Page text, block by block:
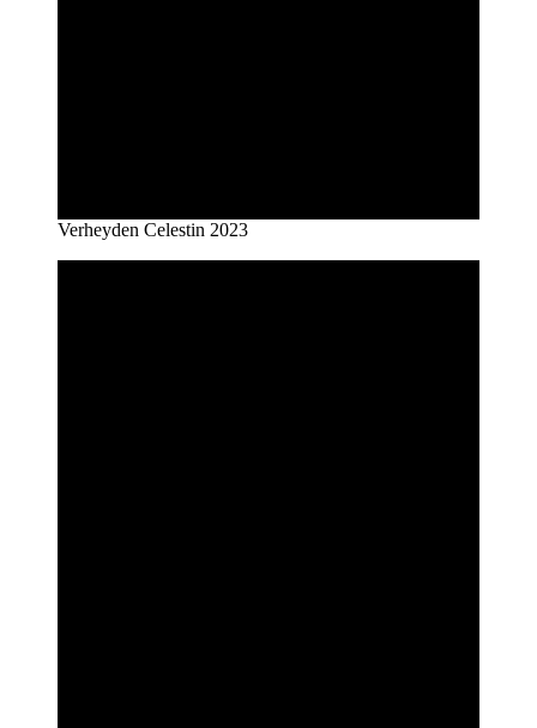
Verheyden Celestin 2023